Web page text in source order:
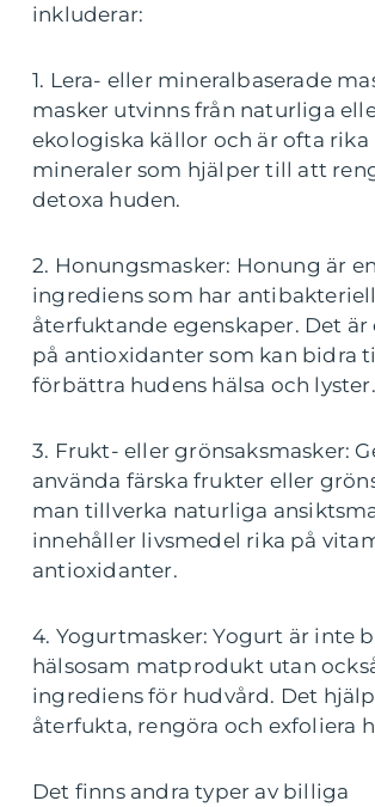
inkluderar:
1. Lera- eller mineralbaserade
masker utvinns från naturliga
ekologiska källor och är ofta rika
mineraler som hjälper till att
detoxa huden.
2. Honungsmasker: Honung är
ingrediens som har
återfuktande egenskaper. Det är
på antioxidanter som kan bidra
förbättra hudens hälsa och lyster.
3. Frukt- eller grönsaksmasker:
använda färska frukter eller
man tillverka naturliga
innehåller livsmedel rika på
antioxidanter.
4. Yogurtmasker: Yogurt är inte
hälsosam matprodukt utan
ingrediens för hudvård. Det
återfukta, rengöra och exfoliera
Det finns andra typer av billiga